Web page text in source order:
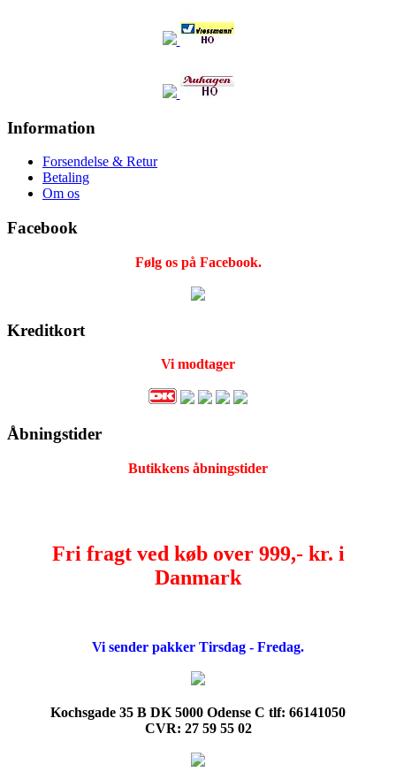
Information
Forsendelse & Retur
Betaling
Om os
Facebook
Følg os på Facebook.
Kreditkort
Vi modtager
Åbningstider
Butikkens åbningstider
Fri fragt ved køb over 999,- kr. i
Danmark
Vi sender pakker Tirsdag - Fredag.
Kochsgade 35 B DK 5000 Odense C tlf: 66141050
CVR: 27 59 55 02